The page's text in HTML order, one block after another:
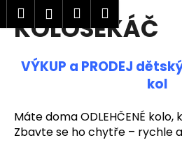
PřejítHledatPřihlášení
Nákupní
košík
Menu
KOLOSEKÁČ
VÝKUP a PRODEJ
kol
Máte doma ODLEHČENÉ
Zbavte se ho chytře – rychle
o Zpět
Zpět
C
p
o